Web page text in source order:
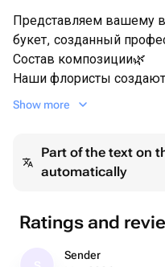
Представляем вашему
букет, созданный
Состав композиции🌿
Наши флористы
индивидуально,
• Конфетами Rafaello
• Мягкими игрушками
• Воздушными шарами
Важная информация 🪷
Show more
Part of the text on
automatically
Ratings and
Sender